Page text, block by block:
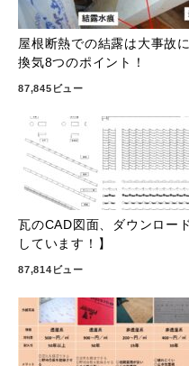
屋根断熱での結露は大事故
換気8つのポイント！
87,845ビュー
瓦のCAD図面、ダウンロー
しています！】
87,814ビュー